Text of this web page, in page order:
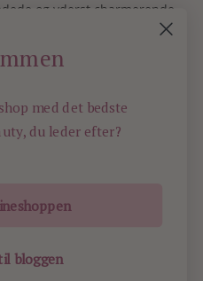
og yderst charmerende
i Kronprinsessegade 23.
Charlotte
RIGHTS RESERVED -
med det bedste
du leder efter?
bloggen